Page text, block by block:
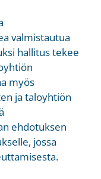
valmistautua
hallitus tekee
myös
ja taloyhtiön
ehdotuksen
jossa